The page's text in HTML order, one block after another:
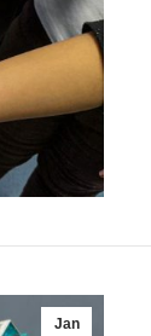
Jan